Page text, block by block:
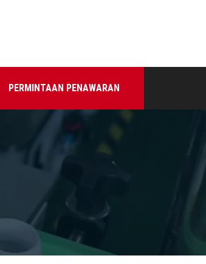
PERMINTAAN PENAWARAN